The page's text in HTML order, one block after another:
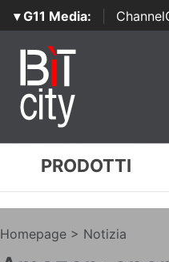
▾ G11 Media:
PRODOTTI
Homepage > Notizia